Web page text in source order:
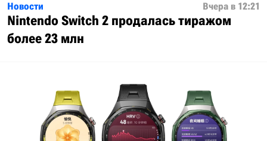
Новости Вчера в 12:21
Nintendo Switch 2 продалась тиражом
более 23 млн